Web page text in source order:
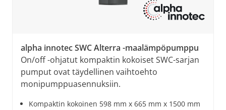
alpha innotec SWC Alterra -maalämpöpumppu
On/off -ohjatut kompaktin kokoiset SWC-sarjan
pumput ovat täydellinen vaihtoehto
monipumppuasennuksiin.
Kompaktin kokoinen 598 mm x 665 mm x 1500 mm